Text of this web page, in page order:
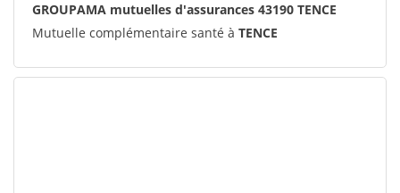
GROUPAMA mutuelles d'assurances 43190 TENCE
Mutuelle complémentaire santé à TENCE